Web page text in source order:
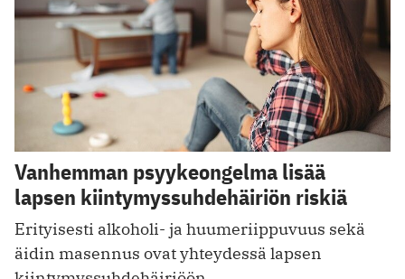
Vanhemman psyykeongelma lisää
lapsen kiintymyssuhdehäiriön riskiä
Erityisesti alkoholi- ja huumeriippuvuus sekä
äidin masennus ovat yhteydessä lapsen